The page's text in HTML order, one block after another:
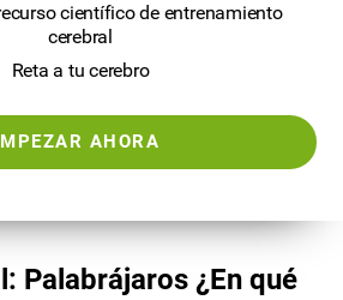
científico de entrenamiento
cerebral
Reta a tu cerebro
AHORA
Palabrájaros ¿En qué